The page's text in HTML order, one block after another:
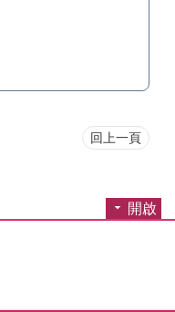
回上一頁
開啟